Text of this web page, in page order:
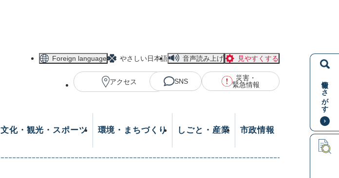
情報をさがす
Foreign language やさしい日本語 音声読み上げ 見やすくする
アクセス SNS
災害・
緊急情報
文化・観光・スポーツ 環境・まちづくり しごと・産業 市政情報